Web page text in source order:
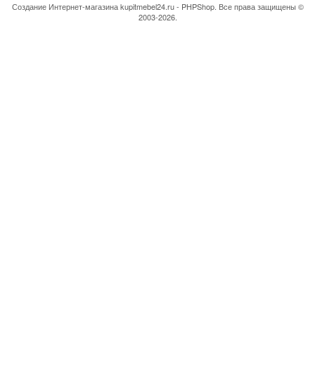
Создание Интернет-магазинаkupitmebel24.ru - PHPShop. Все права защищены ©
2003-2026.